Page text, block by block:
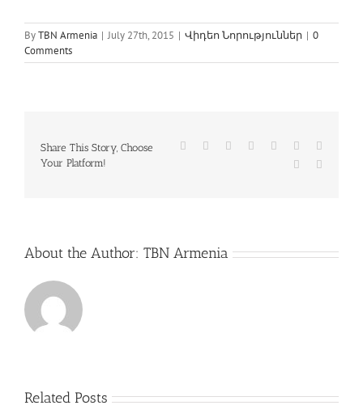
ByTBN Armenia | July 27th, 2015 | Վիդեո Նորություններ | 0
Comments
Share This Story, Choose
Your Platform!
Facebook
Twitter Reddit LinkedInWhatsApp
Tumblr
About the Author: TBN Armenia
Related Posts